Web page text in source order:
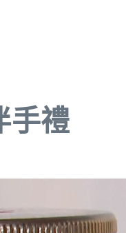
手禮